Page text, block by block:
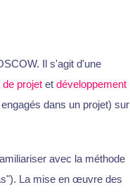
Il s'agit d'une
projetet développement
dans un projet) sur
avec la méthode
La mise en œuvre des